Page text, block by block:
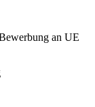
an UE